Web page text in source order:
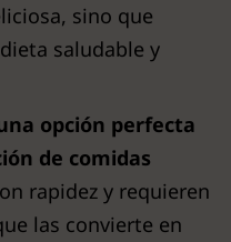
sino que
saludable y
opción perfecta
de comidas
rapidez y requieren
las convierte en